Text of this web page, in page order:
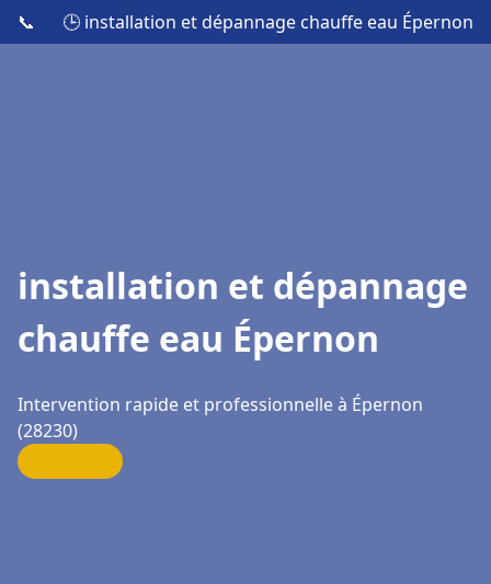
📞 🕒 installation et dépannage chauffe eau Épernon
installation et dépannage
chauffe eau Épernon
Intervention rapide et professionnelle à Épernon
(28230)